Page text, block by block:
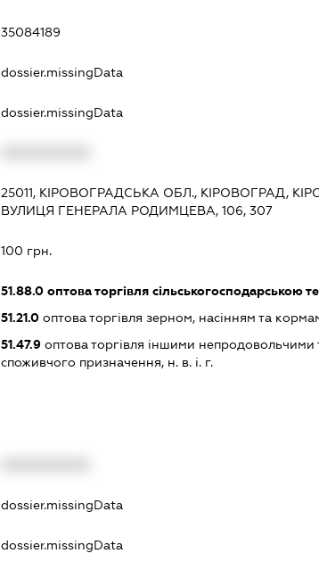
35084189
dossier.missingData
dossier.missingData
25011, КІРОВОГРАДСЬКА ОБЛ., КІРОВОГРАД,
ВУЛИЦЯ ГЕНЕРАЛА РОДИМЦЕВА, 106, 307
100 грн.
51.88.0 оптова торгівля сільськогосподарською
51.21.0 оптова торгівля зерном, насінням та
51.47.9 оптова торгівля іншими непродовольчими
споживчого призначення, н. в. і. г.
dossier.missingData
dossier.missingData